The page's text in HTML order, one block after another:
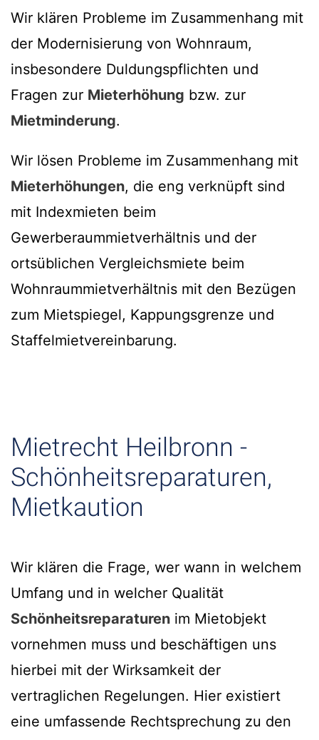
Wir klären Probleme im Zusammenhang mit
der Modernisierung von Wohnraum,
insbesondere Duldungspflichten und
Fragen zur Mieterhöhung bzw. zur
Mietminderung.
Wir lösen Probleme im Zusammenhang mit
Mieterhöhungen, die eng verknüpft sind
mit Indexmieten beim
Gewerberaummietverhältnis und der
ortsüblichen Vergleichsmiete beim
Wohnraummietverhältnis mit den Bezügen
zum Mietspiegel, Kappungsgrenze und
Staffelmietvereinbarung.
Mietrecht Heilbronn -
Schönheitsreparaturen,
Mietkaution
Wir klären die Frage, wer wann in welchem
Umfang und in welcher Qualität
Schönheitsreparaturen im Mietobjekt
vornehmen muss und beschäftigen uns
hierbei mit der Wirksamkeit der
vertraglichen Regelungen. Hier existiert
eine umfassende Rechtsprechung zu den